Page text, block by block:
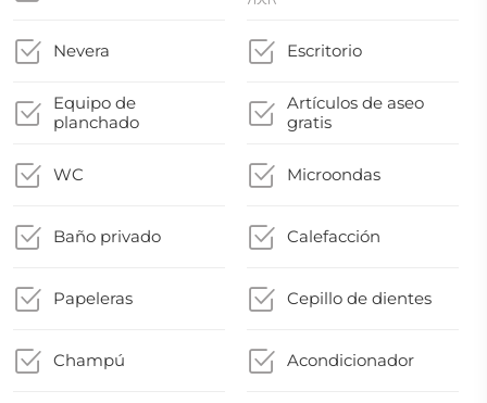
Nevera Escritorio
Equipo de
planchado
Artículos de aseo
gratis
WC Microondas
Baño privado Calefacción
Papeleras Cepillo de dientes
Champú Acondicionador